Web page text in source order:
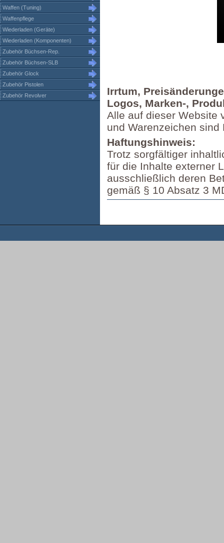
Waffen (Tuning)
Waffenpflege
Wiederladen (Geräte)
Wiederladen (Komponenten)
Zubehör Büchsen-Rep.
Zubehör Büchsen-SLB
Zubehör Glock
Zubehör Pistolen
Zubehör Revolver
Irrtum,
Logos, Marken-,
Alle auf dieser Website
und Warenzeichen
Haftungshinweis:
Trotz sorgfältiger
für die Inhalte externer
ausschließlich deren
gemäß § 10 Absatz 3